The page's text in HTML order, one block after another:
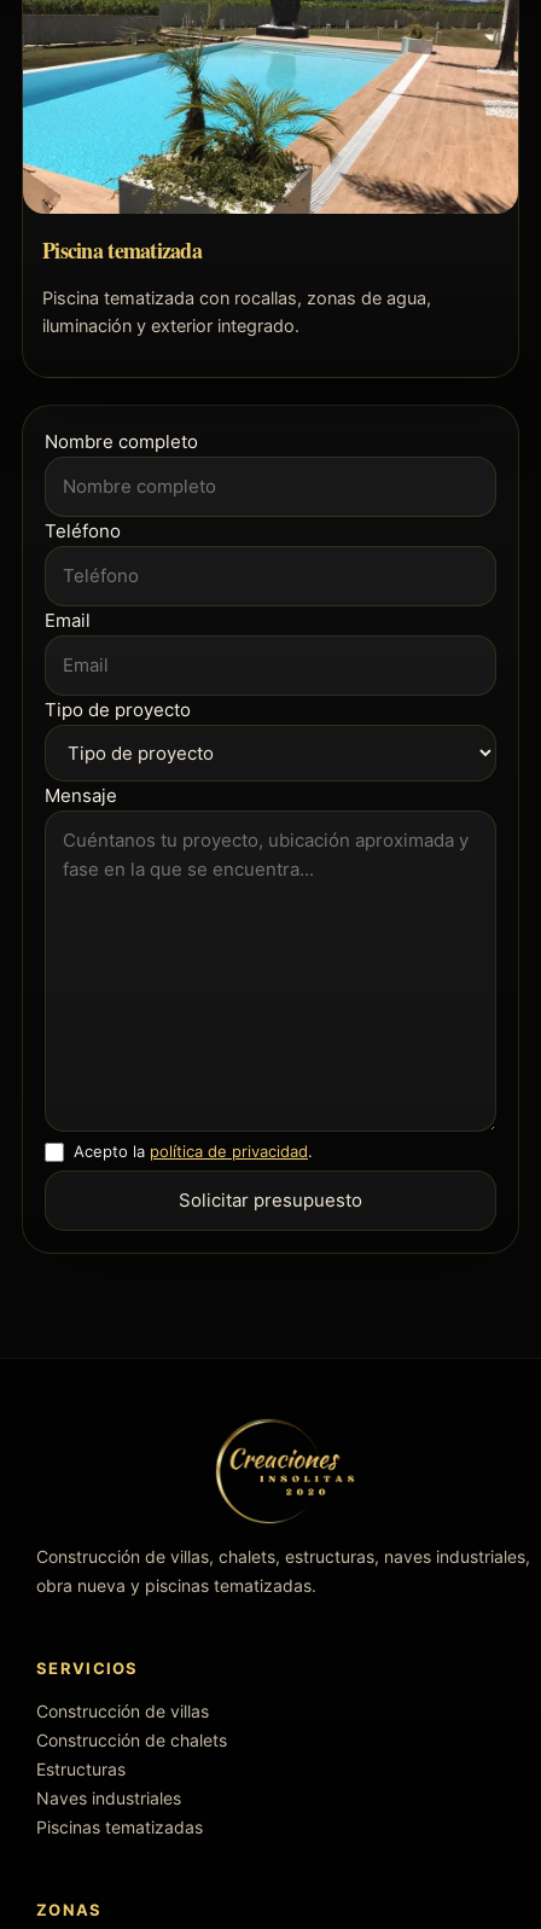
Piscina tematizada
Piscina tematizada con rocallas, zonas de agua,
iluminación y exterior integrado.
Nombre completo
Teléfono
Email
Tipo de proyecto
Mensaje
Acepto la política de privacidad.
Construcción de villas, chalets, estructuras, naves industriales,
obra nueva y piscinas tematizadas.
SERVICIOS
Construcción de villas
Construcción de chalets
Estructuras
Naves industriales
Piscinas tematizadas
ZONAS